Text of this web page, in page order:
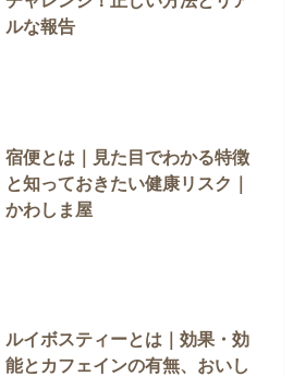
ルな報告
宿便とは｜見た目でわかる特徴
と知っておきたい健康リスク｜
かわしま屋
ルイボスティーとは｜効果・効
能とカフェインの有無、おいし